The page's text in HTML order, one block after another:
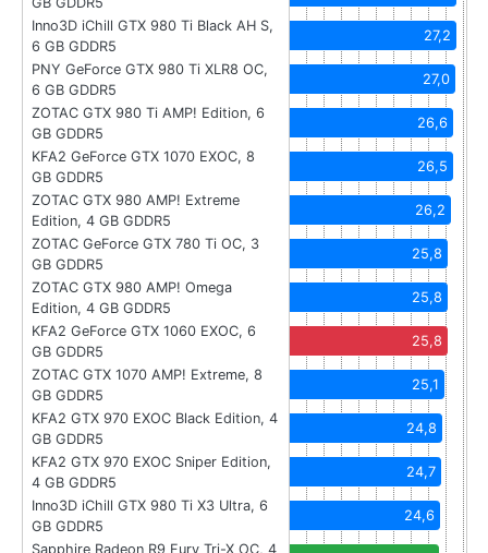
Inno3D iChill GTX 980 Ti Black AH S,
6 GB GDDR5
27,2
PNY GeForce GTX 980 Ti XLR8 OC,
6 GB GDDR5
27,0
ZOTAC GTX 980 Ti AMP! Edition, 6
GB GDDR5
26,6
KFA2 GeForce GTX 1070 EXOC, 8
GB GDDR5
26,5
ZOTAC GTX 980 AMP! Extreme
Edition, 4 GB GDDR5
26,2
ZOTAC GeForce GTX 780 Ti OC, 3
GB GDDR5
25,8
ZOTAC GTX 980 AMP! Omega
Edition, 4 GB GDDR5
25,8
KFA2 GeForce GTX 1060 EXOC, 6
GB GDDR5
25,8
ZOTAC GTX 1070 AMP! Extreme, 8
GB GDDR5
25,1
KFA2 GTX 970 EXOC Black Edition, 4
GB GDDR5
24,8
KFA2 GTX 970 EXOC Sniper Edition,
4 GB GDDR5
24,7
Inno3D iChill GTX 980 Ti X3 Ultra, 6
GB GDDR5
24,6
Sapphire Radeon R9 Fury Tri-X OC, 4